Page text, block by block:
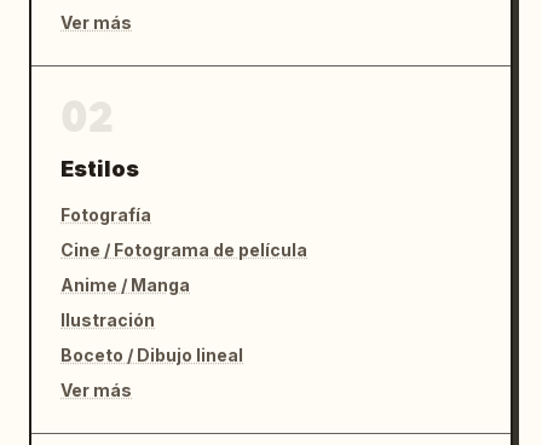
Ver más
Estilos
Fotografía
Cine / Fotograma de película
Anime / Manga
Ilustración
Boceto / Dibujo lineal
Ver más